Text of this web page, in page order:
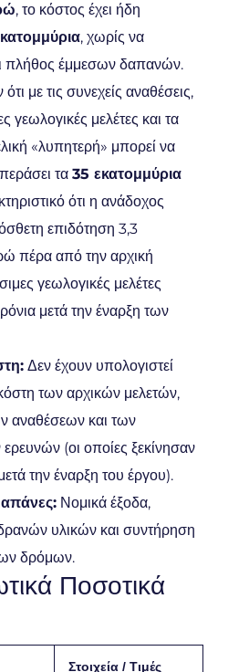
, το κόστος έχει ήδη
, χωρίς να
πλήθος έμμεσων δαπανών.
ότι με τις συνεχείς αναθέσεις,
γεωλογικές μελέτες και τα
«λυπητερή» μπορεί να
τα 35 εκατομμύρια
ότι η ανάδοχος
επιδότηση 3,3
πέρα από την αρχική
γεωλογικές μελέτες
μετά την έναρξη των
Δεν έχουν υπολογιστεί
των αρχικών μελετών,
αναθέσεων και των
(οι οποίες ξεκίνησαν
την έναρξη του έργου).
Νομικά έξοδα,
υλικών και συντήρηση
δρόμων.
Ποσοτικά
Στοιχεία / Τιμές